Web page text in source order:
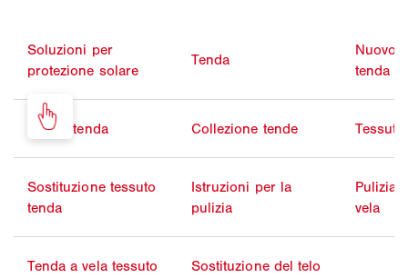
Soluzioni per
protezione solare
Tenda
Nuovo
tenda
Pulizia tenda Collezione tende
Sostituzione tessuto
tenda
Istruzioni per la
pulizia
Pulizia
vela
Tenda a vela tessuto Sostituzione del telo